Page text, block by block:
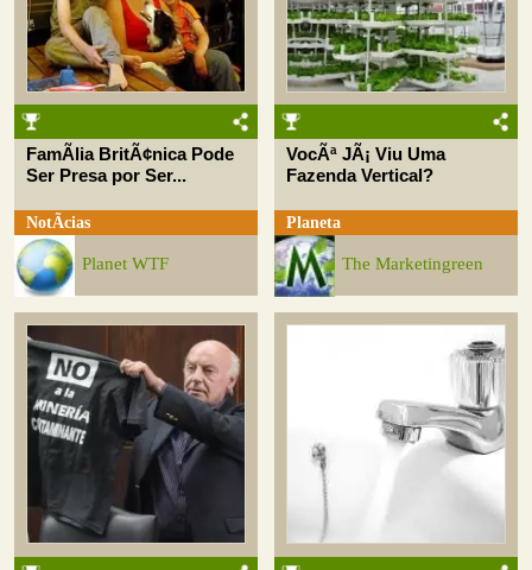
FamÃ­lia BritÃ¢nica Pode
Ser Presa por Ser...
NotÃ­cias
Planet WTF
VocÃª JÃ¡ Viu Uma
Fazenda Vertical?
Planeta
The Marketingreen